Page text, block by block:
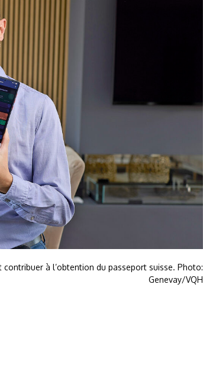
à l’obtention du passeport suisse. Photo:
Genevay/VQH